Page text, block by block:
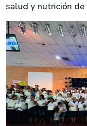
salud y nutrición de